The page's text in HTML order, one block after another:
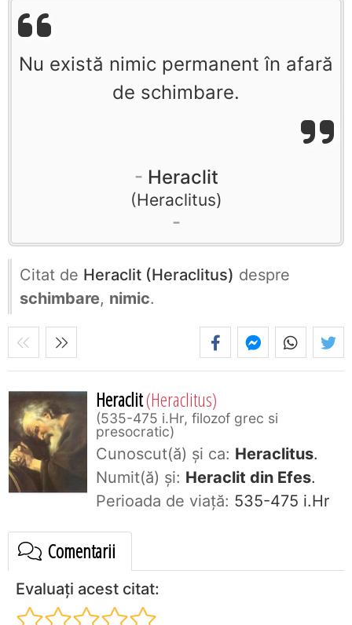
Nu există nimic permanent în afară
de schimbare.
Heraclit
Heraclitus
Citat de Heraclit (Heraclitus) despre
schimbare, nimic.
Heraclit(Heraclitus)
535-475 i.Hr, filozof grec si
presocratic
Cunoscut(ă) și ca: Heraclitus.
Numit(ă) și: Heraclit din Efes.
Perioada de viaţă: 535-475 i.Hr
Comentarii
Evaluați acest citat: